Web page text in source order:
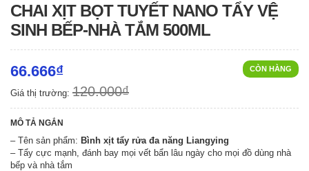
CHAI XỊT BỌT TUYẾT NANO TẨY VỆ
SINH BẾP-NHÀ TẮM 500ML
CÒN HÀNG
66.666₫
Giá thị trường: 120.000₫
MÔ TẢ NGẮN
– Tên sản phẩm: Bình xịt tẩy rửa đa năng Liangying
– Tẩy cực mạnh, đánh bay mọi vết bẩn lâu ngày cho mọi đồ dùng nhà
bếp và nhà tắm